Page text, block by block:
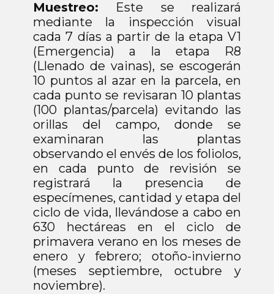
Muestreo: Este se realizará
mediante la inspección visual
cada 7 días a partir de la etapa V1
(Emergencia) a la etapa R8
(Llenado de vainas), se escogerán
10 puntos al azar en la parcela, en
cada punto se revisaran 10 plantas
(100 plantas/parcela) evitando las
orillas del campo, donde se
examinaran las plantas
observando el envés de los foliolos,
en cada punto de revisión se
registrará la presencia de
especímenes, cantidad y etapa del
ciclo de vida, llevándose a cabo en
630 hectáreas en el ciclo de
primavera verano en los meses de
enero y febrero; otoño-invierno
(meses septiembre, octubre y
noviembre).